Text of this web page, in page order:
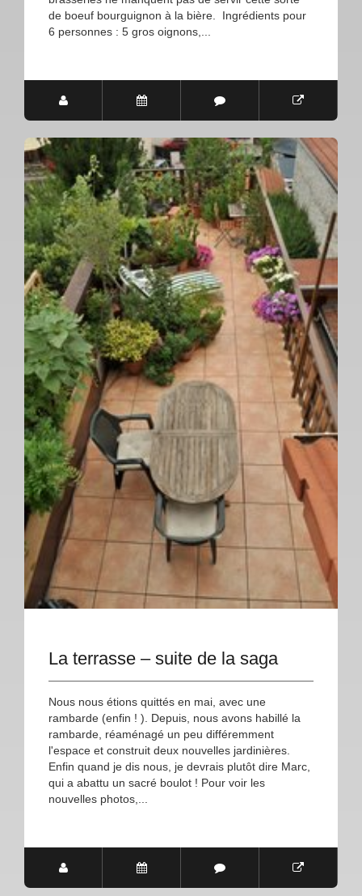
de boeuf bourguignon à la bière. Ingrédients pour
6 personnes : 5 gros oignons,...
La terrasse – suite de la saga
Nous nous étions quittés en mai, avec une
rambarde (enfin ! ). Depuis, nous avons habillé la
rambarde, réaménagé un peu différemment
l'espace et construit deux nouvelles jardinières.
Enfin quand je dis nous, je devrais plutôt dire Marc,
qui a abattu un sacré boulot ! Pour voir les
nouvelles photos,...